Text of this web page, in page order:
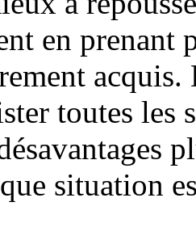
en prenant
acquis.
toutes les
situation